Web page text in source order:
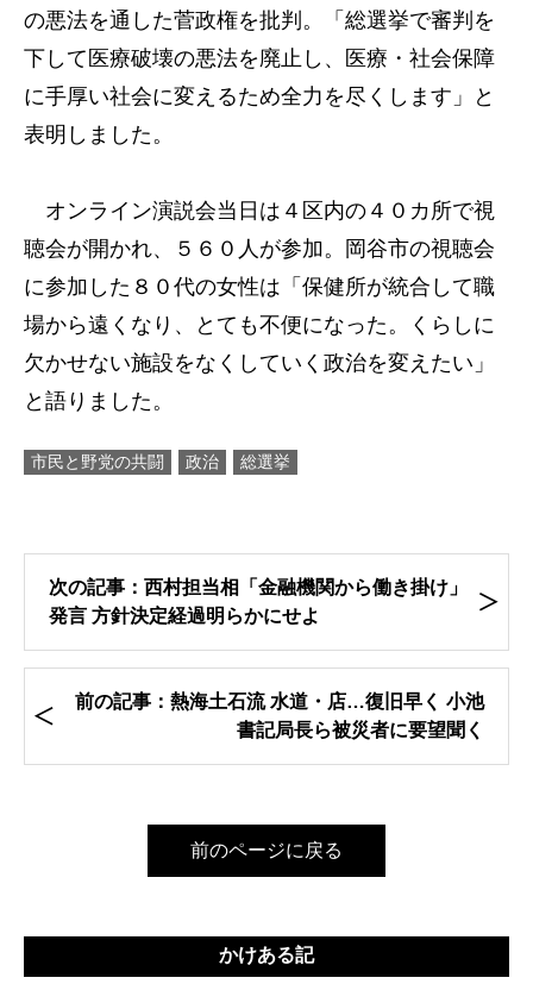
の悪法を通した菅政権を批判。「総選挙で審判を
下して医療破壊の悪法を廃止し、医療・社会保障
に手厚い社会に変えるため全力を尽くします」と
表明しました。
オンライン演説会当日は４区内の４０カ所で視
聴会が開かれ、５６０人が参加。岡谷市の視聴会
に参加した８０代の女性は「保健所が統合して職
場から遠くなり、とても不便になった。くらしに
欠かせない施設をなくしていく政治を変えたい」
と語りました。
市民と野党の共闘 政治 総選挙
次の記事：西村担当相「金融機関から働き掛け」
発言 方針決定経過明らかにせよ
前の記事：熱海土石流 水道・店…復旧早く 小池
書記局長ら被災者に要望聞く
前のページに戻る
かけある記